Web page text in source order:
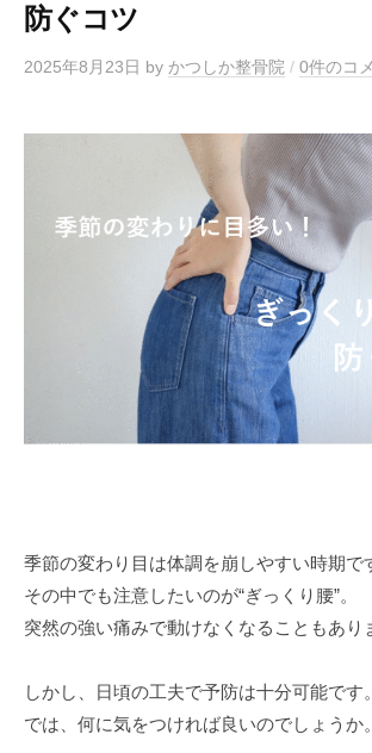
防ぐコツ
2025年8月23日 by かつしか整骨院 / 0件のコ
季節の変わり目は体調を崩しやすい時期で
その中でも注意したいのが“ぎっくり腰”。
突然の強い痛みで動けなくなることもあり
しかし、日頃の工夫で予防は十分可能です。
では、何に気をつければ良いのでしょうか。